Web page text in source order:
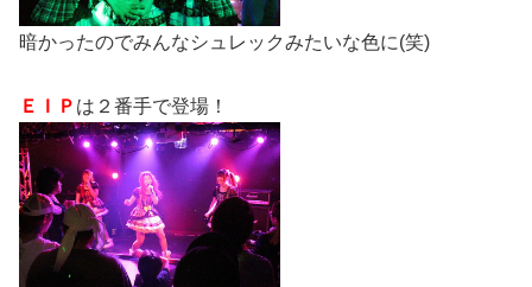
暗かったのでみんなシュレックみたいな色に(笑)
ＥＩＰ は２番手で登場！